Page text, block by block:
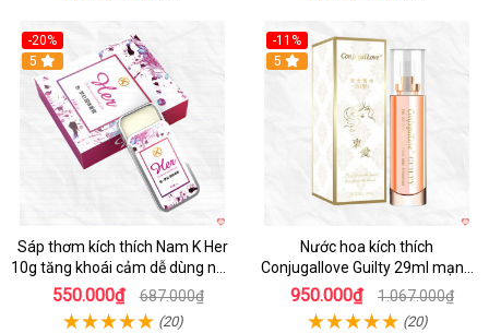
-20%
5
Sáp thơm kích thích Nam K Her
10g tăng khoái cảm dễ dùng nhỏ
gọn
550.000₫ 687.000₫
(20)
-11%
5
Nước hoa kích thích
Conjugallove Guilty 29ml mạnh
mẽ quyến rũ
950.000₫ 1.067.000₫
(20)